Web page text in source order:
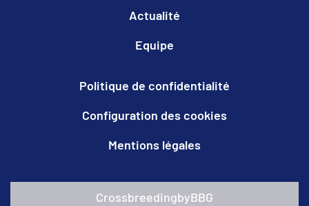
Actualité
Equipe
Politique de confidentialité
Configuration des cookies
Mentions légales
CrossbreedingbyBBG